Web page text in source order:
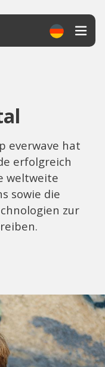
everwave hat
erfolgreich
weltweite
sowie die
zur